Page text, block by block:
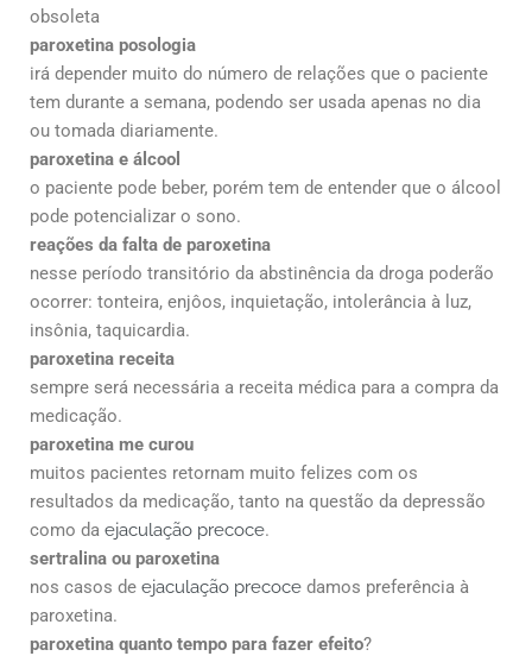
obsoleta
paroxetina posologia
irá depender muito do número de relações que o paciente
tem durante a semana, podendo ser usada apenas no dia
ou tomada diariamente.
paroxetina e álcool
o paciente pode beber, porém tem de entender que o álcool
pode potencializar o sono.
reações da falta de paroxetina
nesse período transitório da abstinência da droga poderão
ocorrer: tonteira, enjôos, inquietação, intolerância à luz,
insônia, taquicardia.
paroxetina receita
sempre será necessária a receita médica para a compra da
medicação.
paroxetina me curou
muitos pacientes retornam muito felizes com os
resultados da medicação, tanto na questão da depressão
como da ejaculação precoce.
sertralina ou paroxetina
nos casos de ejaculação precoce damos preferência à
paroxetina.
paroxetina quanto tempo para fazer efeito?